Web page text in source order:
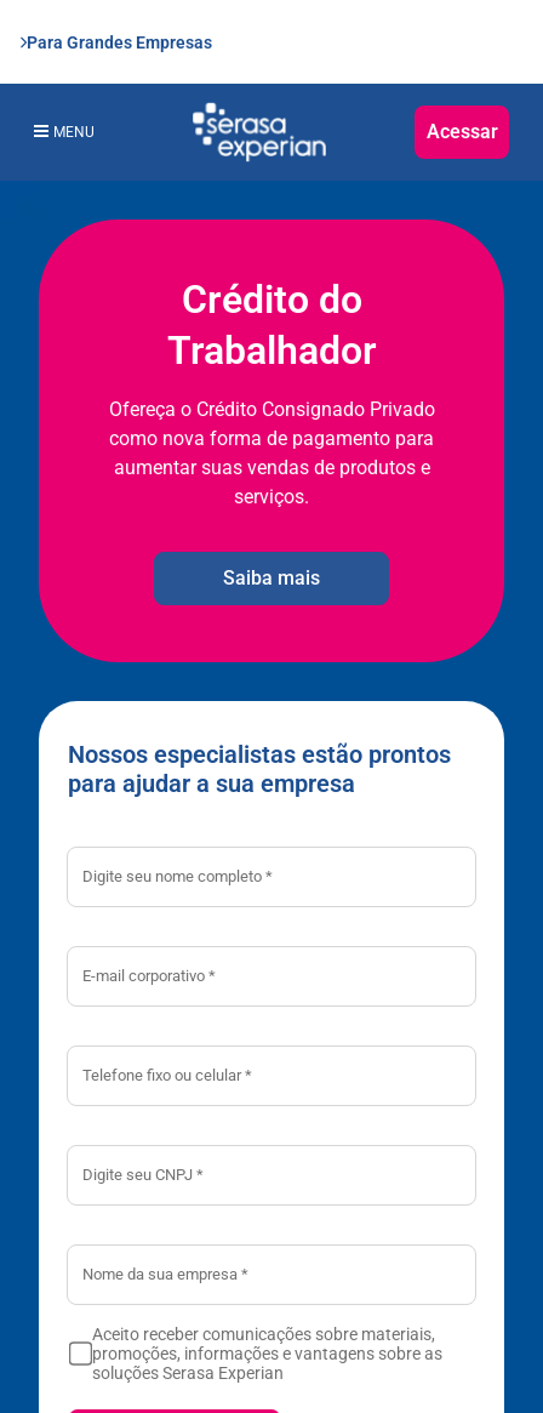
Para Grandes Empresas
MENU Acessar
Crédito do
Trabalhador
Ofereça o Crédito Consignado Privado
como nova forma de pagamento para
aumentar suas vendas de produtos e
serviços.
Saiba mais
Nossos especialistas estão prontos
para ajudar a sua empresa
Aceito receber comunicações sobre materiais,
promoções, informações e vantagens sobre as
soluções Serasa Experian